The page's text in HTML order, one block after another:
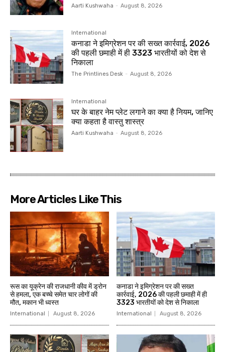
Aarti Kushwaha - August 8, 2026
International
कनाडा ने इमिग्रेशन पर की सख्त कार्रवाई, 2026
की पहली छमाही में ही 3323 भारतीयों को देश से
निकाला
The Printlines Desk - August 8, 2026
International
घर के बाहर नेम प्लेट लगाने का क्या है नियम, जानिए
क्या कहता है वास्तु शास्त्र
Aarti Kushwaha - August 8, 2026
More Articles Like This
रूस का यूक्रेन की राजधानी कीव में ड्रोन
से हमला, एक बच्चे समेत चार लोगों की
मौत, मकान भी ध्वस्त
International August 8, 2026
कनाडा ने इमिग्रेशन पर की सख्त
कार्रवाई, 2026 की पहली छमाही में ही
3323 भारतीयों को देश से निकाला
International August 8, 2026